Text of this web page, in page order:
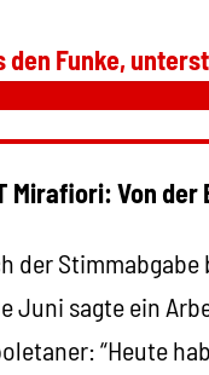
den Funke,
Mirafiori: Von
der
Juni sagte ein
“Heute